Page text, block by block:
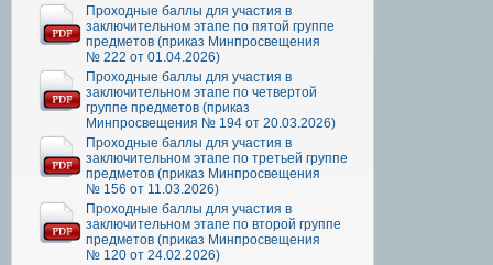
Проходные баллы для участия в
заключительном этапе по пятой группе
предметов (приказ Минпросвещения
№ 222 от 01.04.2026)
Проходные баллы для участия в
заключительном этапе по четвертой
группе предметов (приказ
Минпросвещения № 194 от 20.03.2026)
Проходные баллы для участия в
заключительном этапе по третьей группе
предметов (приказ Минпросвещения
№ 156 от 11.03.2026)
Проходные баллы для участия в
заключительном этапе по второй группе
предметов (приказ Минпросвещения
№ 120 от 24.02.2026)